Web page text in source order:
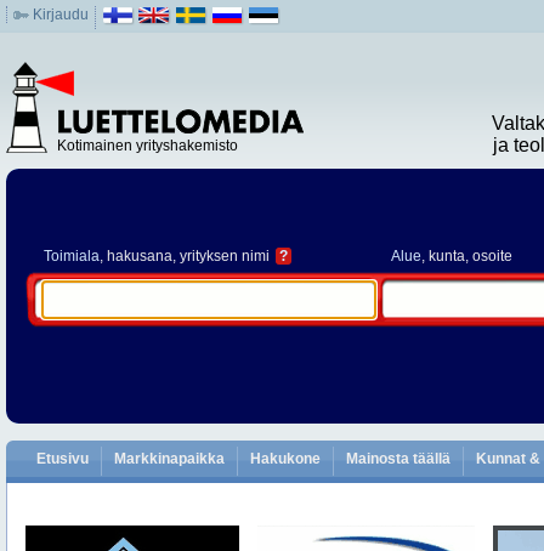
Kirjaudu
Kotimainen yrityshakemisto
ja
Toimiala, hakusana, yrityksen nimi ? Alue, kunta, osoite
Etusivu Markkinapaikka Hakukone Mainosta täällä Kunnat